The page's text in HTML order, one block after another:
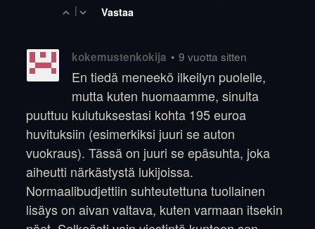
| Vastaa
kokemustenkokija • 9 vuotta sitten
En tiedä meneekö ilkeilyn puolelle,
mutta kuten huomaamme, sinulta
puuttuu kulutuksestasi kohta 195 euroa
huvituksiin (esimerkiksi juuri se auton
vuokraus). Tässä on juuri se epäsuhta, joka
aiheutti närkästystä lukijoissa.
Normaalibudjettiin suhteutettuna tuollainen
lisäys on aivan valtava, kuten varmaan itsekin